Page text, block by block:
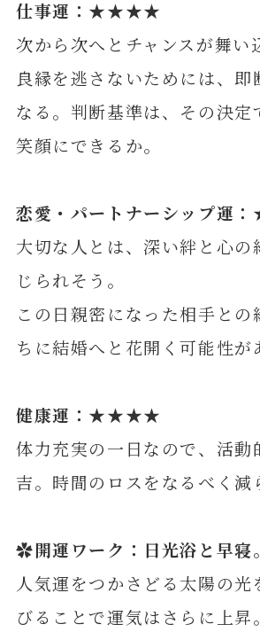
仕事運：★★★★
次から次へとチャンスが舞い
良縁を逃さないためには、即
なる。判断基準は、その決定
笑顔にできるか。
恋愛・パートナーシップ
大切な人とは、深い絆と心の
じられそう。
この日親密になった相手との
ちに結婚へと花開く可能性が
健康運：★★★★
体力充実の一日なので、活動
吉。時間のロスをなるべく減
✿開運ワーク：日光浴と早寝。
人気運をつかさどる太陽の光
びることで運気はさらに上昇